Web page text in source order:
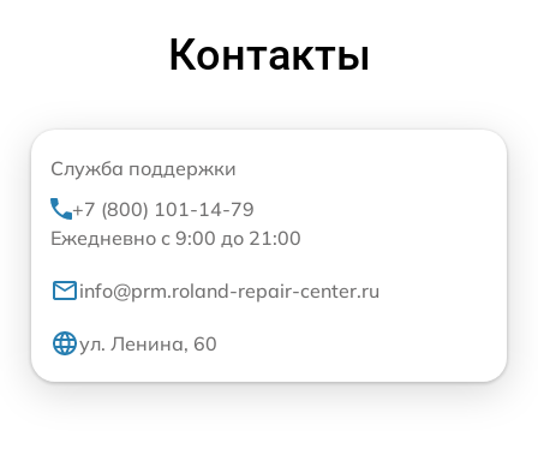
Контакты
Служба поддержки
+7 (800) 101-14-79
Ежедневно с 9:00 до 21:00
info@prm.roland-repair-center.ru
ул. Ленина, 60